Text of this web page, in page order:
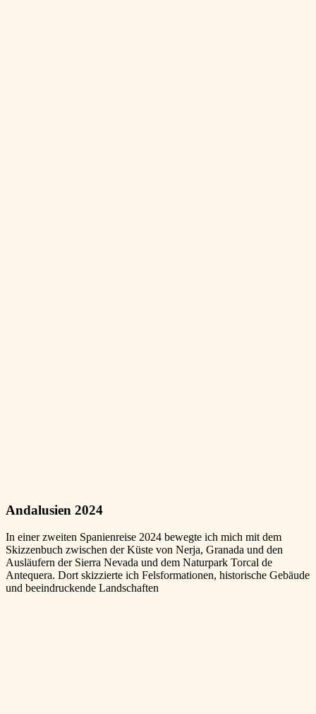
Andalusien 2024
In einer zweiten Spanienreise 2024 bewegte ich mich mit dem
Skizzenbuch zwischen der Küste von Nerja, Granada und den
Ausläufern der Sierra Nevada und dem Naturpark Torcal de
Antequera. Dort skizzierte ich Felsformationen, historische Gebäude
und beeindruckende Landschaften